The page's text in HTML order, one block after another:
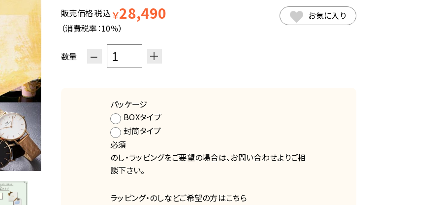
販売価格税込 ￥28,490
（消費税率：10％）
お気に入り
数量 − ＋
パッケージ
BOXタイプ
封筒タイプ
必須
のし・ラッピングをご要望の場合は、お問い合わせよりご相
談下さい。
ラッピング・のしなどご希望の方はこちら